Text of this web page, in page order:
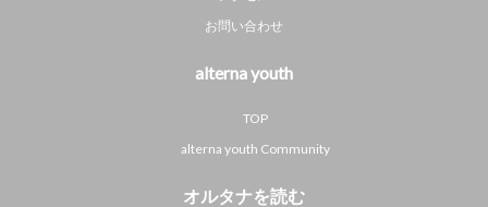
お問い合わせ
alterna youth
TOP
alterna youth Community
オルタナを読む